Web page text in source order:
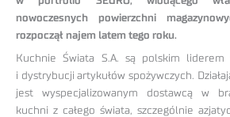
nowoczesnych powierzchni
rozpoczął najem latem tego roku.
Kuchnie Świata S.A. są polskim
i dystrybucji artykułów spożywczych.
jest wyspecjalizowanym dostawcą w
kuchni z całego świata, szczególnie